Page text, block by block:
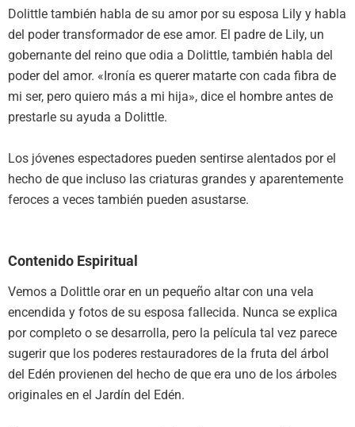
Dolittle también habla de su amor por su esposa Lily y habla
del poder transformador de ese amor. El padre de Lily, un
gobernante del reino que odia a Dolittle, también habla del
poder del amor. «Ironía es querer matarte con cada fibra de
mi ser, pero quiero más a mi hija», dice el hombre antes de
prestarle su ayuda a Dolittle.
Los jóvenes espectadores pueden sentirse alentados por el
hecho de que incluso las criaturas grandes y aparentemente
feroces a veces también pueden asustarse.
Contenido Espiritual
Vemos a Dolittle orar en un pequeño altar con una vela
encendida y fotos de su esposa fallecida. Nunca se explica
por completo o se desarrolla, pero la película tal vez parece
sugerir que los poderes restauradores de la fruta del árbol
del Edén provienen del hecho de que era uno de los árboles
originales en el Jardín del Edén.